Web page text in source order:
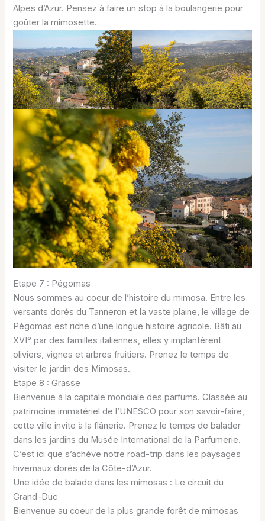
Alpes d’Azur. Pensez à faire un stop à la boulangerie pour
goûter la mimosette.
Etape 7 : Pégomas
Nous sommes au coeur de l’histoire du mimosa. Entre les
versants dorés du Tanneron et la vaste plaine, le village de
Pégomas est riche d’une longue histoire agricole. Bâti au
XVI° par des familles italiennes, elles y implantèrent
oliviers, vignes et arbres fruitiers. Prenez le temps de
visiter le jardin des Mimosas.
Etape 8 : Grasse
Bienvenue à la capitale mondiale des parfums. Classée au
patrimoine immatériel de l’UNESCO pour son savoir-faire,
cette ville invite à la flânerie. Prenez le temps de balader
dans les jardins du Musée International de la Parfumerie.
C’est ici que s’achève notre road-trip dans les paysages
hivernaux dorés de la Côte-d’Azur.
Une idée de balade dans les mimosas : Le circuit du
Grand-Duc
Bienvenue au coeur de la plus grande forêt de mimosas